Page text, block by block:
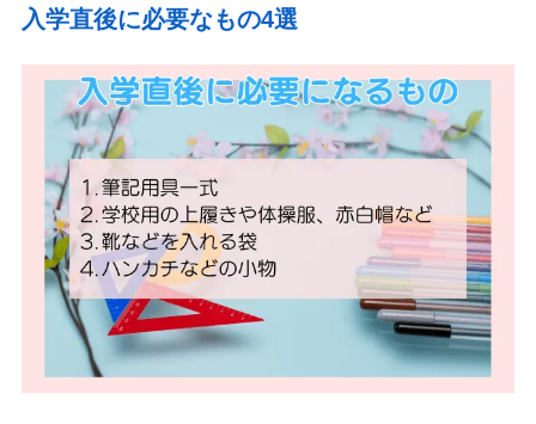
入学直後に必要なもの4選